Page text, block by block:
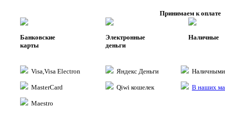
Принимаем к оплате
Банковские
карты
Visa,Visa Electron
MasterCard
Maestro
Электронные
деньги
Яндекс Деньги
Qiwi кошелек
Наличные
В наших